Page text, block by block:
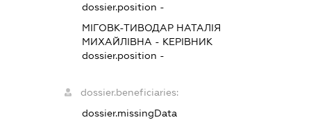
dossier.position -
МІГОВК-ТИВОДАР НАТАЛІЯ
МИХАЙЛІВНА - КЕРІВНИК
dossier.position -
dossier.beneficiaries:
dossier.missingData